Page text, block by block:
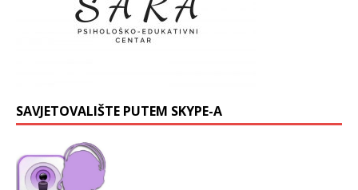
SAVJETOVALIŠTE PUTEM SKYPE-A